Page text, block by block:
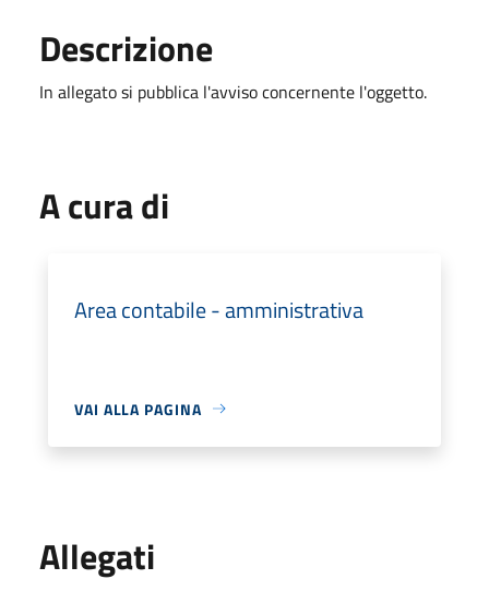
Descrizione
In allegato si pubblica l'avviso concernente l'oggetto.
A cura di
Area contabile - amministrativa
VAI ALLA PAGINA
Allegati